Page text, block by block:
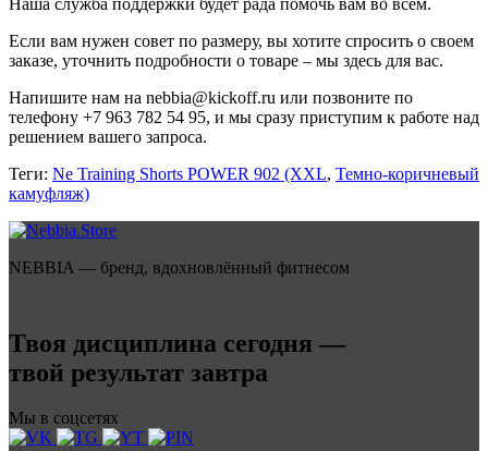
Если вам нужен совет по размеру, вы хотите спросить о своем
заказе, уточнить подробности о товаре – мы здесь для вас.
Напишите нам на nebbia@kickoff.ru или позвоните по
телефону +7 963 782 54 95, и мы сразу приступим к работе над
решением вашего запроса.
Теги: Ne Training Shorts POWER 902 (XXL, Темно-коричневый
камуфляж)
NEBBIA — бренд, вдохновлённый фитнесом
Твоя дисциплина сегодня —
твой результат завтра
Мы в соцсетях